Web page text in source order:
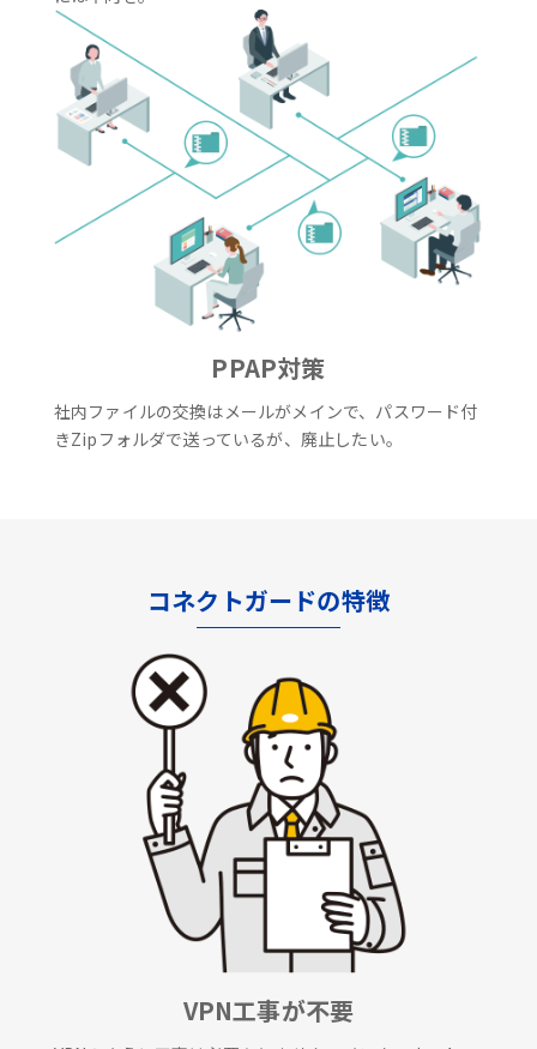
PPAP対策
社内ファイルの交換はメールがメインで、パスワード付
きZipフォルダで送っているが、廃止したい。
コネクトガードの特徴
VPN工事が不要